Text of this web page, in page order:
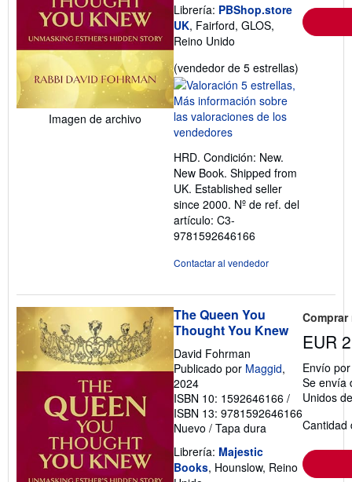
Imagen de archivo
Librería: PBShop.store
UK, Fairford, GLOS,
Reino Unido
(vendedor de 5 estrellas)
HRD. Condición: New.
New Book. Shipped from
UK. Established seller
since 2000. Nº de ref. del
artículo: C3-
9781592646166
Contactar al vendedor
The Queen You
Thought You Knew
David Fohrman
Publicado por Maggid,
2024
ISBN 10: 1592646166 /
ISBN 13: 9781592646166
Nuevo / Tapa dura
Librería: Majestic
Books, Hounslow, Reino
EUR
Envío
Se envía
Unidos
Cantidad